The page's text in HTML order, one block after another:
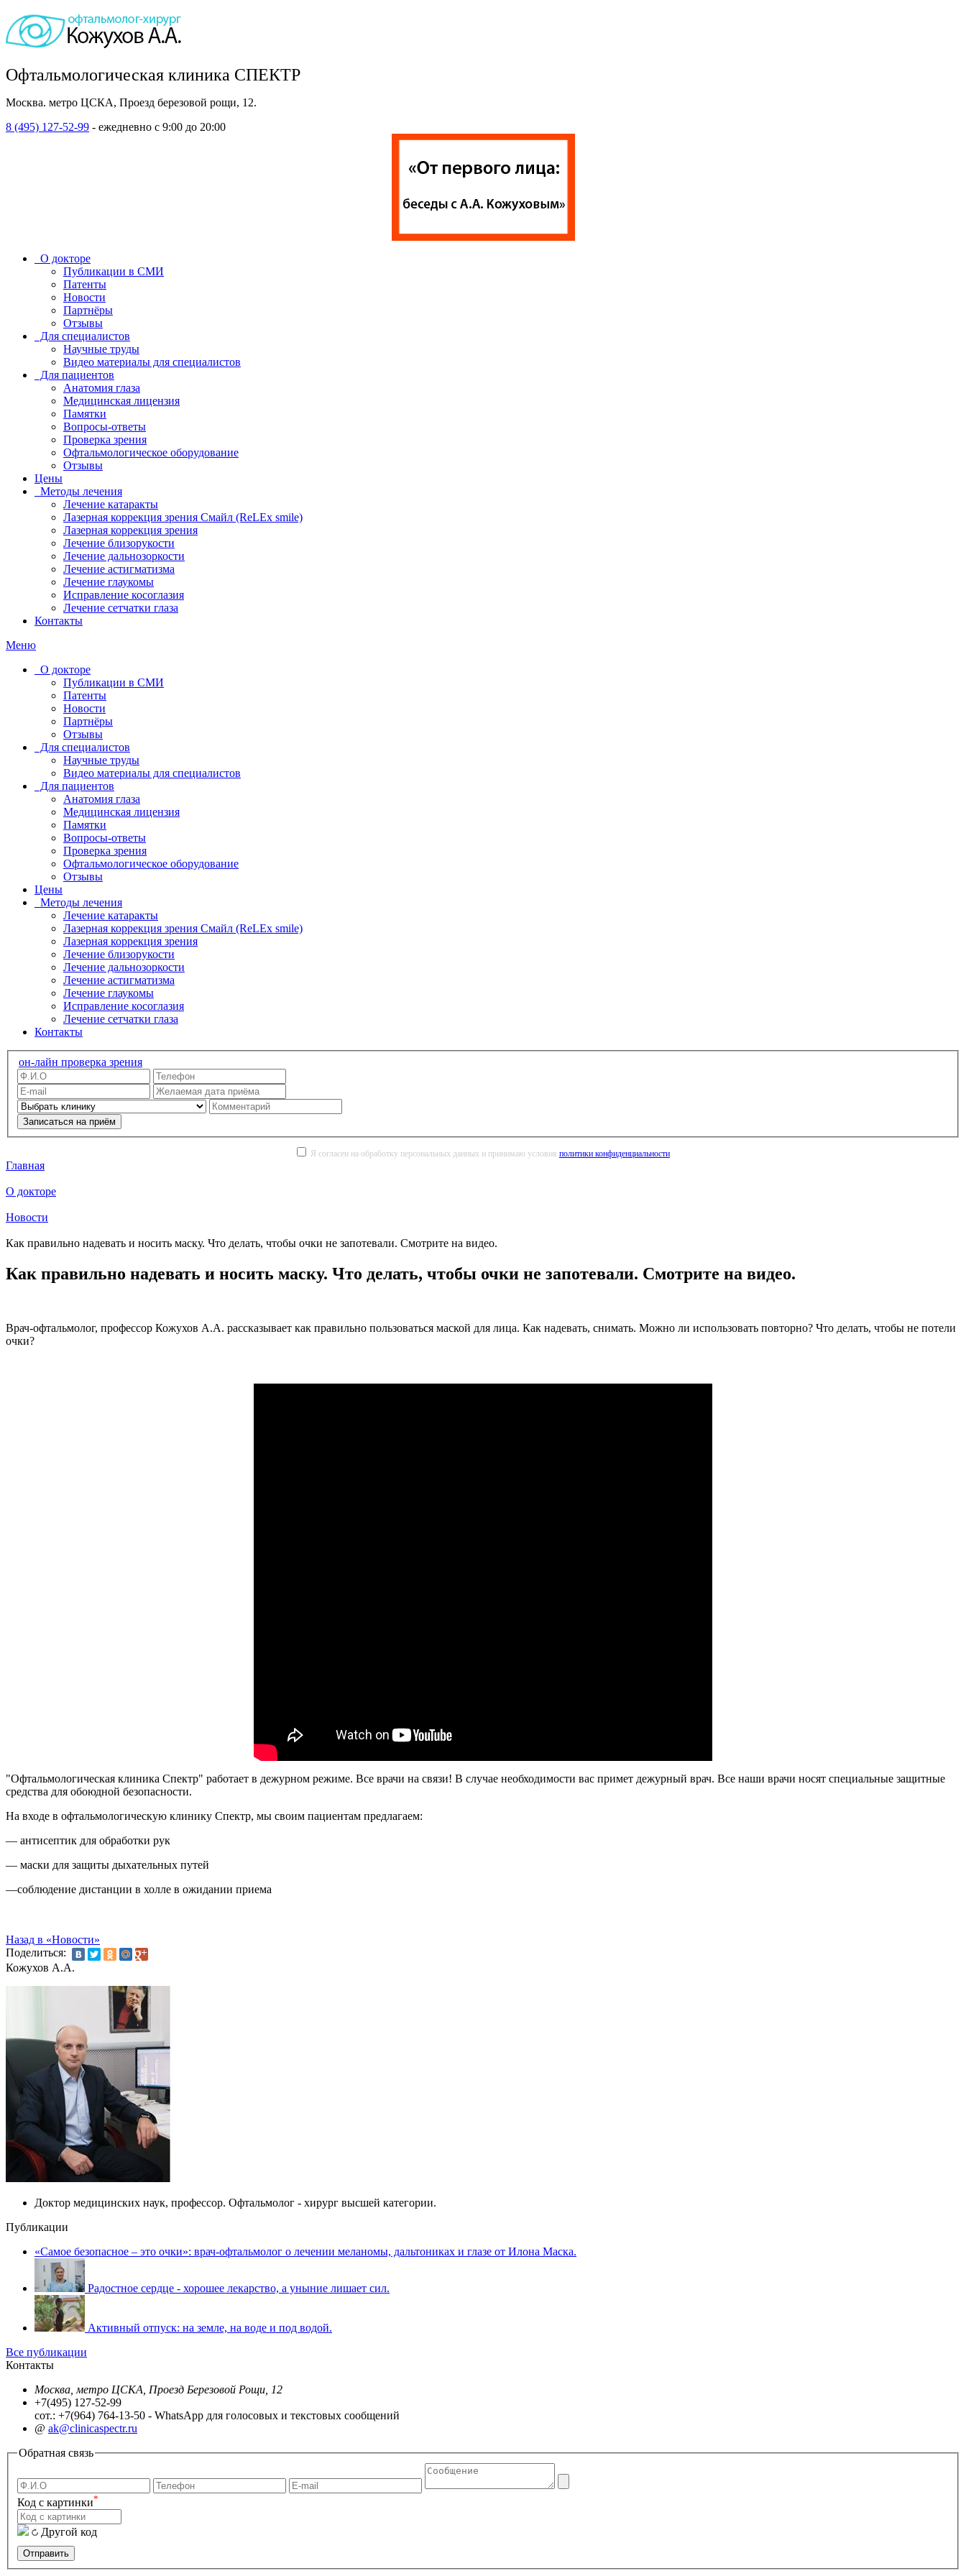
Офтальмологическая клиника СПЕКТР
Москва. метро ЦСКА, Проезд березовой рощи, 12.
8 (495) 127-52-99 - ежедневно с 9:00 до 20:00
О докторе
Публикации в СМИ
Патенты
Новости
Партнёры
Отзывы
Для специалистов
Научные труды
Видео материалы для специалистов
Для пациентов
Анатомия глаза
Медицинская лицензия
Памятки
Вопросы-ответы
Проверка зрения
Офтальмологическое оборудование
Отзывы
Цены
Методы лечения
Лечение катаракты
Лазерная коррекция зрения Смайл (ReLEx smile)
Лазерная коррекция зрения
Лечение близорукости
Лечение дальнозоркости
Лечение астигматизма
Лечение глаукомы
Исправление косоглазия
Лечение сетчатки глаза
Контакты
Меню
О докторе
Публикации в СМИ
Патенты
Новости
Партнёры
Отзывы
Для специалистов
Научные труды
Видео материалы для специалистов
Для пациентов
Анатомия глаза
Медицинская лицензия
Памятки
Вопросы-ответы
Проверка зрения
Офтальмологическое оборудование
Отзывы
Цены
Методы лечения
Лечение катаракты
Лазерная коррекция зрения Смайл (ReLEx smile)
Лазерная коррекция зрения
Лечение близорукости
Лечение дальнозоркости
Лечение астигматизма
Лечение глаукомы
Исправление косоглазия
Лечение сетчатки глаза
Контакты
он-лайн проверка зрения
Записаться на приём
Я согласен на обработку персональных данных и принимаю условия политики конфиденциальности
Главная
О докторе
Новости
Как правильно надевать и носить маску. Что делать, чтобы очки не запотевали. Смотрите на видео.
Как правильно надевать и носить маску. Что делать, чтобы очки не запотевали. Смотрите на видео.
Врач-офтальмолог, профессор Кожухов А.А. рассказывает как правильно пользоваться маской для лица. Как надевать, снимать. Можно ли использовать повторно? Что делать, чтобы не потели
очки?
"Офтальмологическая клиника Спектр" работает в дежурном режиме. Все врачи на связи! В случае необходимости вас примет дежурный врач. Все наши врачи носят специальные защитные
средства для обоюдной безопасности.
На входе в офтальмологическую клинику Спектр, мы своим пациентам предлагаем:
— антисептик для обработки рук
— маски для защиты дыхательных путей
—соблюдение дистанции в холле в ожидании приема
Назад в «Новости»
Поделиться:
Кожухов А.А.
Доктор медицинских наук, профессор. Офтальмолог - хирург высшей категории.
Публикации
«Самое безопасное – это очки»: врач-офтальмолог о лечении меланомы, дальтониках и глазе от Илона Маска.
Радостное сердце - хорошее лекарство, а уныние лишает сил.
Активный отпуск: на земле, на воде и под водой.
Все публикации
Контакты
Москва, метро ЦСКА, Проезд Березовой Рощи, 12
+7(495) 127-52-99
сот.: +7(964) 764-13-50 - WhatsApp для голосовых и текстовых сообщений
@ ak@clinicaspectr.ru
Обратная связь
Код с картинки*
Другой код
Отправить